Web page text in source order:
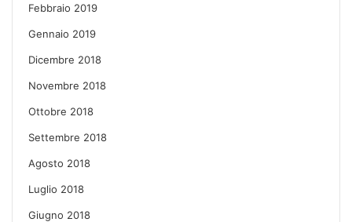
Febbraio 2019
Gennaio 2019
Dicembre 2018
Novembre 2018
Ottobre 2018
Settembre 2018
Agosto 2018
Luglio 2018
Giugno 2018